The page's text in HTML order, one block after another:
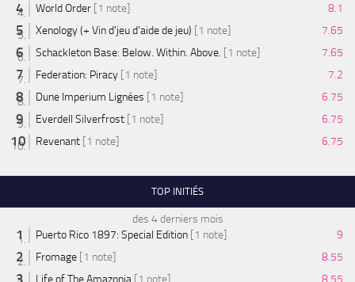
World Order [1 note]
8.1
Xenology (+ Vin d'jeu d'aide de jeu) [1 note]
7.65
Schackleton Base: Below. Within. Above. [1 note]
7.65
Federation: Piracy [1 note]
7.2
Dune Imperium Lignées [1 note]
6.75
Everdell Silverfrost [1 note]
6.75
Revenant [1 note] 6.75
TOP INITIÉS
des 4 derniers mois
Puerto Rico 1897: Special Edition [1 note]
9
Fromage [1 note]
8.55
Life of The Amazonia [1 note] 8.55